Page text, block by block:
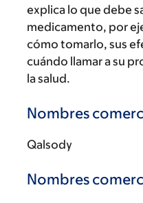
explica lo que debe
medicamento, por
cómo tomarlo, sus
cuándo llamar a su
la salud.
Nombres
Qalsody
Nombres